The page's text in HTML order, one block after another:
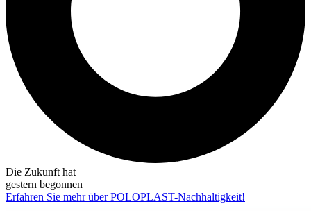
Die Zukunft hat
gestern begonnen
Erfahren Sie mehr über POLOPLAST-Nachhaltigkeit!